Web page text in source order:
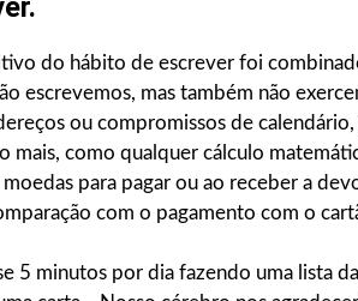
do hábito de escrever foi
escrevemos, mas também não
ou compromissos de
mais, como qualquer cálculo
para pagar ou ao receber a
com o pagamento com o
5 minutos por dia fazendo uma lista